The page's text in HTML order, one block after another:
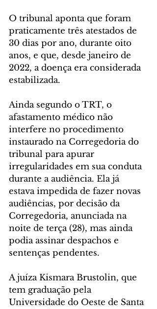
O tribunal aponta que foram
praticamente três atestados de
30 dias por ano, durante oito
anos, e que, desde janeiro de
2022, a doença era considerada
estabilizada.
Ainda segundo o TRT, o
afastamento médico não
interfere no procedimento
instaurado na Corregedoria do
tribunal para apurar
irregularidades em sua conduta
durante a audiência. Ela já
estava impedida de fazer novas
audiências, por decisão da
Corregedoria, anunciada na
noite de terça (28), mas ainda
podia assinar despachos e
sentenças pendentes.
A juíza Kismara Brustolin, que
tem graduação pela
Universidade do Oeste de Santa